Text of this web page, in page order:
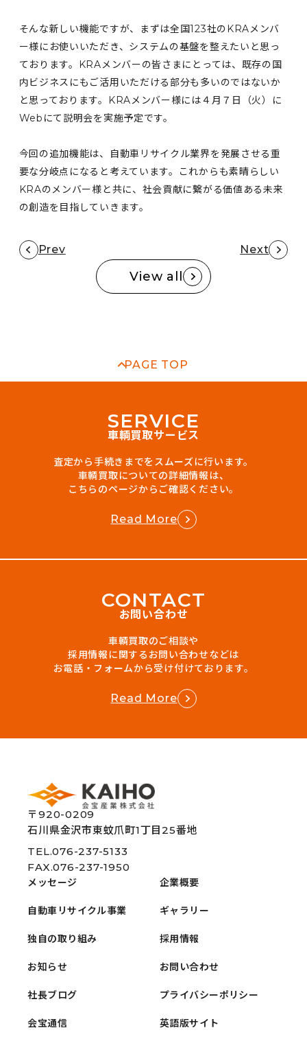
そんな新しい機能ですが、まずは全国123社のKRAメンバ
ー様にお使いいただき、システムの基盤を整えたいと思っ
ております。KRAメンバーの皆さまにとっては、既存の国
内ビジネスにもご活用いただける部分も多いのではないか
と思っております。KRAメンバー様には４月７日（火）に
Webにて説明会を実施予定です。
今回の追加機能は、自動車リサイクル業界を発展させる重
要な分岐点になると考えています。これからも素晴らしい
KRAのメンバー様と共に、社会貢献に繋がる価値ある未来
の創造を目指していきます。
Prev Next
View all
PAGE TOP
SERVICE
車輌買取サービス
査定から手続きまでをスムーズに行います。
車輌買取についての詳細情報は、
こちらのページからご確認ください。
Read More
CONTACT
お問い合わせ
車輌買取のご相談や
採用情報に関するお問い合わせなどは
お電話・フォームから受け付けております。
Read More
〒920-0209
石川県金沢市東蚊爪町1丁目25番地
TEL.076-237-5133
FAX.076-237-1950
メッセージ
自動車リサイクル事業
独自の取り組み
お知らせ
社長ブログ
会宝通信
企業概要
ギャラリー
採用情報
お問い合わせ
プライバシーポリシー
英語版サイト